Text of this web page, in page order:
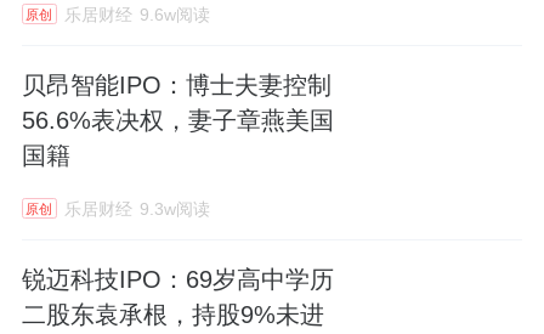
原创 乐居财经 9.6w阅读
贝昂智能IPO：博士夫妻控制
56.6%表决权，妻子章燕美国
国籍
原创 乐居财经 9.3w阅读
锐迈科技IPO：69岁高中学历
二股东袁承根，持股9%未进